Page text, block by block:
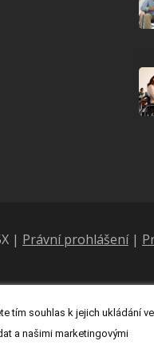
| Právní prohlášení|
tím souhlas k jejich ukládání ve
a našimi marketingovými